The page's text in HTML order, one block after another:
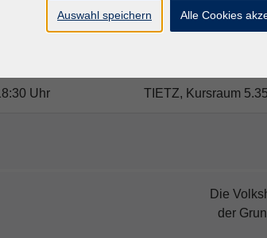
TIETZ, Kursraum
Uhr TIETZ, Kursraum 5.35
Die
der
Auswahl speichern Alle Cookies